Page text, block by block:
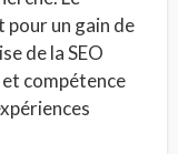
un gain de
de la SEO
compétence